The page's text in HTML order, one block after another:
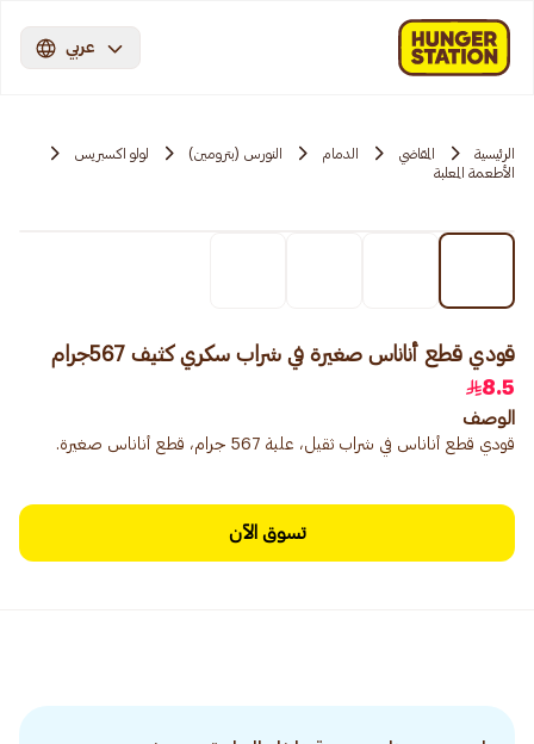
عربي
الرئيسية المقاضي الدمام النورس (بترومين)
لولو اكسبريس
الأطعمة المعلبة
قودي قطع أناناس صغيرة في شراب سكري كثيف 567جرام
8.5
الوصف
قودي قطع أناناس في شراب ثقيل، علبة 567 جرام، قطع أناناس صغيرة.
تسوق الآن